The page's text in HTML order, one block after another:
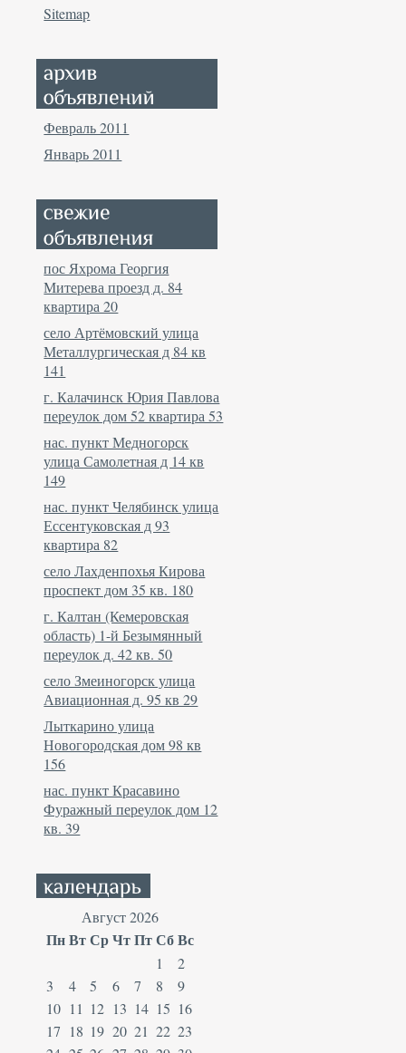
Sitemap
Февраль 2011
Январь 2011
пос Яхрома Георгия
Митерева проезд д. 84
квартира 20
село Артёмовский улица
Металлургическая д 84 кв
141
г. Калачинск Юрия Павлова
переулок дом 52 квартира 53
нас. пункт Медногорск
улица Самолетная д 14 кв
149
нас. пункт Челябинск улица
Ессентуковская д 93
квартира 82
село Лахденпохья Кирова
проспект дом 35 кв. 180
г. Калтан (Кемеровская
область) 1-й Безымянный
переулок д. 42 кв. 50
село Змеиногорск улица
Авиационная д. 95 кв 29
Лыткарино улица
Новогородская дом 98 кв
156
нас. пункт Красавино
Фуражный переулок дом 12
кв. 39
Август 2026
ПнВтСрЧтПтСбВс
1
2
3
4 5 6 7 8
9
10 11 12 13 14 15 16
17 18 19 20 21 22 23